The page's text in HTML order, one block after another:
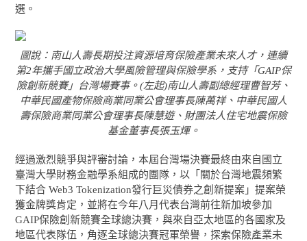
選。
圖說：南山人壽長期投注資源培育保險產業未來人才，連續
第2年攜手國立政治大學風險管理與保險學系，支持「GAIP保
險創新競賽」台灣場賽事。(左起)南山人壽副總經理曹智芳、
中華民國產物保險商業同業公會理事長陳萬祥、中華民國人
壽保險商業同業公會理事長陳慧遊、財團法人住宅地震保險
基金董事長張玉煇。
經過激烈競爭與評審討論，本屆台灣場決賽最終由來自國立
臺灣大學財務金融學系組成的團隊，以「關於台灣地震頻繁
下結合 Web3 Tokenization發行巨災債券之創新提案」提案榮
獲金牌獎肯定，並將在今年八月代表台灣前往新加坡參加
GAIP保險創新競賽全球總決賽，與來自亞太地區的各國家及
地區代表隊伍，角逐全球總決賽冠軍榮譽，探索保險產業未